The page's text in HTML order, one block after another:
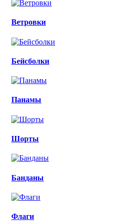
Ветровки
Бейсболки
Панамы
Шорты
Банданы
Флаги